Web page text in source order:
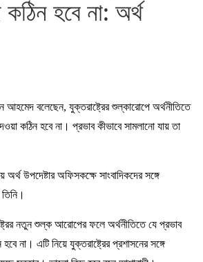
কঠিন হবে না: অর্থ
আহমেদ বলেছেন, যুক্তরাষ্ট্রের শুল্কারোপে অর্থনীতিতে
কঠিন হবে না। প্রভাব কীভাবে সামলানো যায় তা
উপদেষ্টার অফিসকক্ষে সাংবাদিকদের সঙ্গে
নতুন শুল্ক আরোপের ফলে অর্থনীতিতে যে প্রভাব
না। এটি নিয়ে যুক্তরাষ্ট্রের প্রশাসনের সঙ্গে